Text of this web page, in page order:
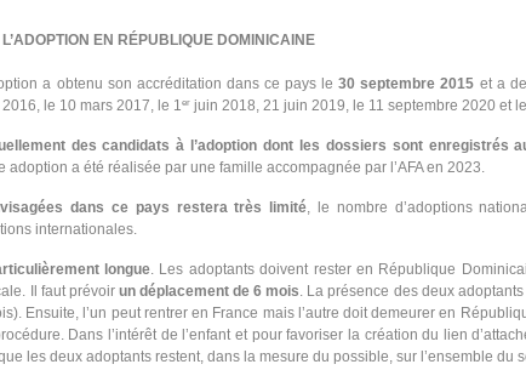
EN RÉPUBLIQUE DOMINICAINE
a obtenu son accréditation dans ce pays le30 septembre 2015 et a
le 10 mars 2017, le 1er juin 2018, 21 juin 2019, le 11 septembre 2020 et
des candidats à l’adoption dont les dossiers sont enregistrés
adoption a été réalisée par une famille accompagnée par l’AFA en 2023.
dans ce pays restera très limité, le nombre d’adoptions
internationales.
longue. Les adoptants doivent rester en République
Il faut prévoir un déplacement de 6 mois. La présence des deux
Ensuite, l’un peut rentrer en France mais l’autre doit demeurer en
Dans l’intérêt de l’enfant et pour favoriser la création du lien
les deux adoptants restent, dans la mesure du possible, sur l’ensemble du